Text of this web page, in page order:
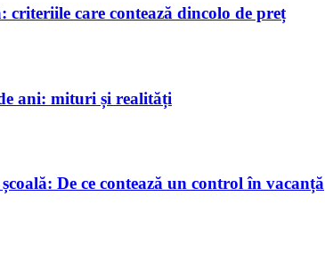
care contează dincolo de preț
ani: mituri și realități
De ce contează un control în vacanță